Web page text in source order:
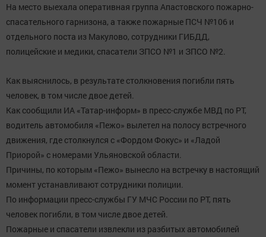
На место выехала оперативная группа Апастовского пожарно-
спасательного гарнизона, а также пожарные ПСЧ №106 и
отдельного поста из Макулово, сотрудники ГИБДД,
полицейские и медики, спасатели ЗПСО №1 и ЗПСО №2.
Как выяснилось, в результате столкновения погибли пять
человек, в том числе двое детей.
Как сообщили ИА «Татар-информ» в пресс-службе МВД по РТ,
водитель автомобиля «Пежо» вылетел на полосу встречного
движения, где столкнулся с «Фордом Фокус» и «Ладой
Приорой» с номерами Ульяновской области.
Причины, по которым «Пежо» вынесло на встречку в настоящий
момент устанавливают сотрудники полиции.
По информации пресс-службы ГУ МЧС России по РТ, пять
человек погибли, в том числе двое детей.
Пожарные и спасатели извлекли из разбитых автомобилей